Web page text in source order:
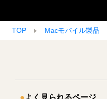
TOP Macモバイル製品
よく見られるページ